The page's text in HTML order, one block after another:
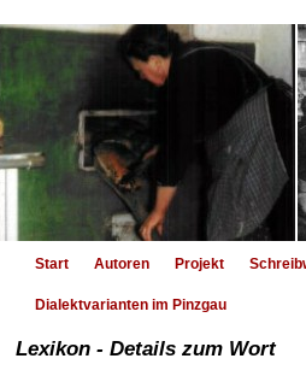
Start Autoren Projekt
Dialektvarianten im Pinzgau
Lexikon - Details zum Wort